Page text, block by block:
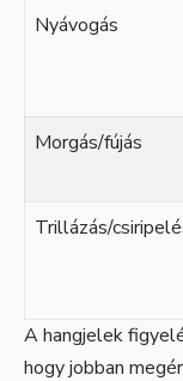
Nyávogás
Morgás/fújás
Trillázás/
A hangjelek
hogy jobban